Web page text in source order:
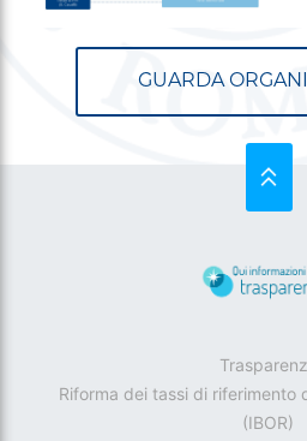
GUARDA
SU
Riforma dei tassi di riferimento
(IBOR)